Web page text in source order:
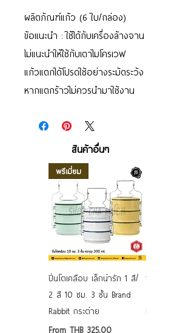
ผลิตภัณฑ์แก้ว (6 ใบ/กล่อง)
ข้อแนะนำ : ใช้ได้กับเครื่องล้างจาน
ไม่แนะนำให้ใช้กับเตาไมโครเวฟ
แก้วแตกได้โปรดใช้อย่างระมัดระวัง
หากแตกร้าวไม่ควรนำมาใช้งาน
สินค้าอื่นๆ
พรีเมี่ยม
ปิ่นโตเคลือบ เล็กน่ารัก 1 สี/
2 สี 10 ซม. 3 ชั้น Brand
Rabbit กระต่าย
From THB 325.00
Sale Price
ชามเคลือบ